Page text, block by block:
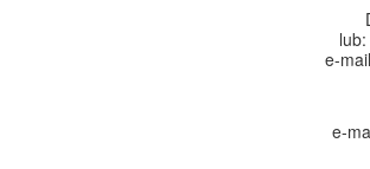
e-
e-